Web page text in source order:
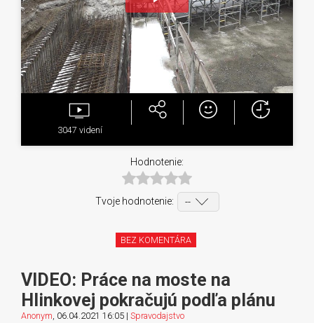
Play
Video
3047 videní
Hodnotenie:
Tvoje hodnotenie:
BEZ KOMENTÁRA
VIDEO: Práce na moste na
Hlinkovej pokračujú podľa plánu
Anonym, 06.04.2021 16:05 | Spravodajstvo